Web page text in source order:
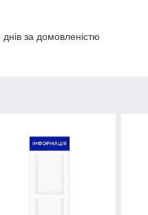
за домовленістю